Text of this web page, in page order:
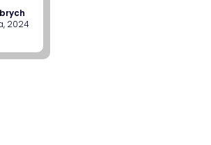
2024